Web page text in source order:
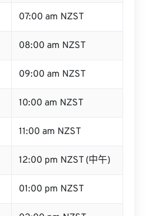
07:00 am NZST
08:00 am NZST
09:00 am NZST
10:00 am NZST
11:00 am NZST
12:00 pm NZST (中午)
01:00 pm NZST